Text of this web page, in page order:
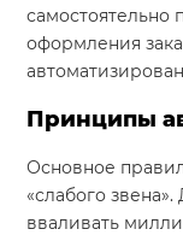
самостоятельно
оформления
Принципы
Основное
«слабого
вваливать